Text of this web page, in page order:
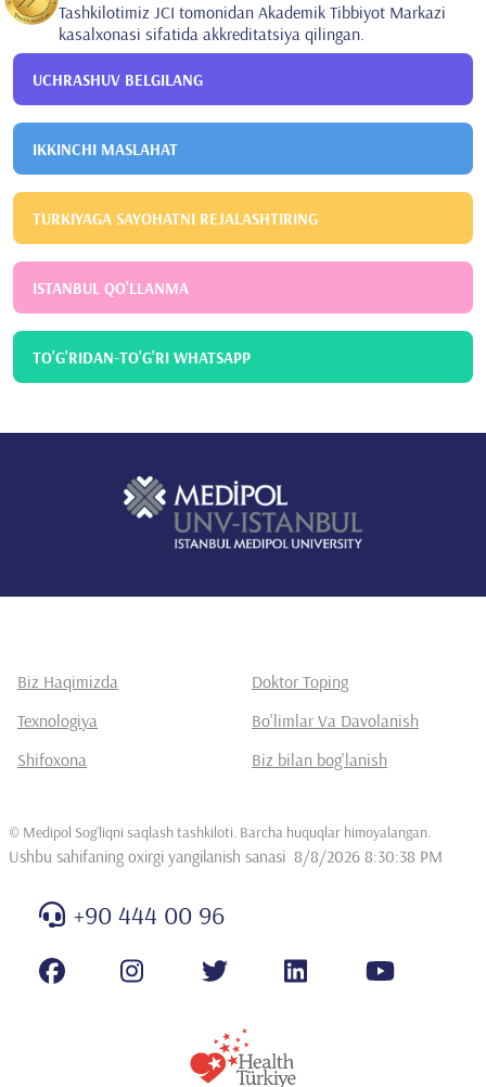
Tashkilotimiz JCI tomonidan Akademik Tibbiyot Markazi
kasalxonasi sifatida akkreditatsiya qilingan.
UCHRASHUV BELGILANG
IKKINCHI MASLAHAT
TURKIYAGA SAYOHATNI REJALASHTIRING
ISTANBUL QO'LLANMA
TO'G'RIDAN-TO'G'RI WHATSAPP
Biz Haqimizda
Doktor Toping
Texnologiya
Bo'limlar Va Davolanish
Shifoxona
Biz bilan bog'lanish
© Medipol Sog'liqni saqlash tashkiloti. Barcha huquqlar himoyalangan.
Ushbu sahifaning oxirgi yangilanish sanasi 8/8/2026 8:30:38 PM
+90 444 00 96